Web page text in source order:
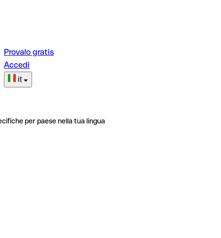
Provalo gratis
Accedi
it
per paese nella tua lingua